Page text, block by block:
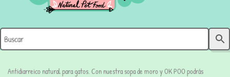
Antidiarreico natural para gatos. Con nuestra sopa de moro y OK POO podrás